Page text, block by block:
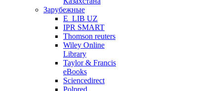
Зарубежные
E_LIB UZ
IPR SMART
Thomson reuters
Wiley Online
Library
Taylor & Francis
eBooks
Sciencedirect
Polpred